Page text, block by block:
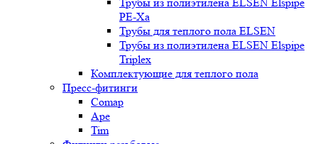
PE-Xa
Трубы для теплого пола ELSEN
Трубы из полиэтилена ELSEN Elspipe
Triplex
Комплектующие для теплого пола
Пресс-фитинги
Comap
Ape
Tim